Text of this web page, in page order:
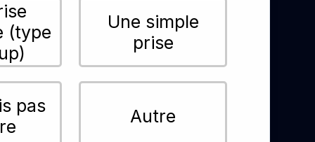
(type
Une simple
prise
pas
Autre